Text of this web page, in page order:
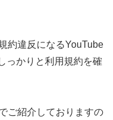
約違反になるYouTube
っかりと利用規約を確
ご紹介しておりますの